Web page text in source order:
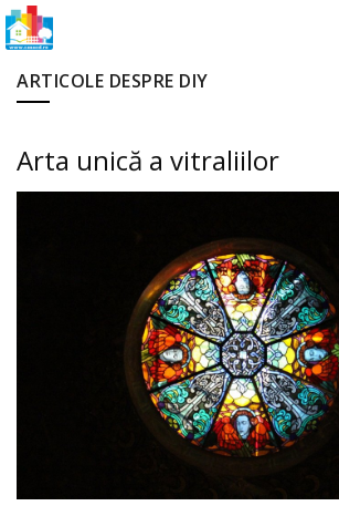
ARTICOLE DESPRE DIY
Arta unică a vitraliilor